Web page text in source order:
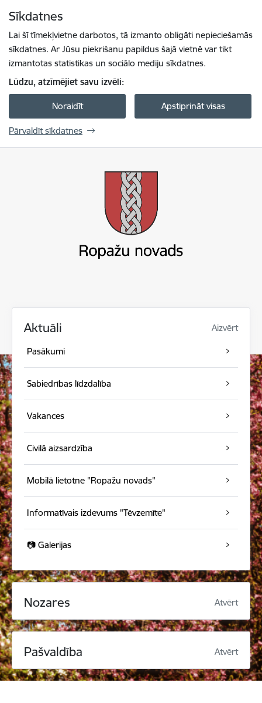
Sīkdatnes
Lai šī tīmekļvietne darbotos, tā izmanto obligāti nepieciešamās
sīkdatnes. Ar Jūsu piekrišanu papildus šajā vietnē var tikt
izmantotas statistikas un sociālo mediju sīkdatnes.
Lūdzu, atzīmējiet savu izvēli:
Noraidīt Apstiprināt visas
Pārvaldīt sīkdatnes
Aktuāli Aizvērt
Pasākumi
Sabiedrības līdzdalība
Vakances
Civilā aizsardzība
Mobilā lietotne "Ropažu novads"
Informatīvais izdevums "Tēvzemīte"
📷 Galerijas
Nozares Atvērt
Pašvaldība Atvērt